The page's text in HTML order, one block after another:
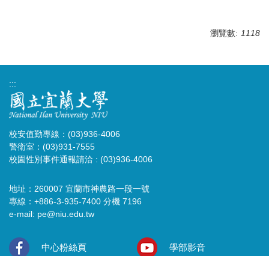
瀏覽數: 1118
:::
校安值勤專線：(03)936-4006
警衛室：(03)931-7555
校園性別事件通報請洽 : (03)936-4006
地址：260007 宜蘭市神農路一段一號
專線：+886-3-935-7400 分機 7196
e-mail: pe@niu.edu.tw
中心粉絲頁 學部影音